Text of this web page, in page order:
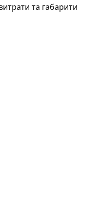
витрати та габарити